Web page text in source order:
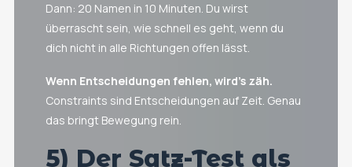
Dann: 20 Namen in 10 Minuten. Du wirst
überrascht sein, wie schnell es geht, wenn du
dich nicht in alle Richtungen offen lässt.
Wenn Entscheidungen fehlen, wird’s zäh.
Constraints sind Entscheidungen auf Zeit. Genau
das bringt Bewegung rein.
5) Der Satz-Test als